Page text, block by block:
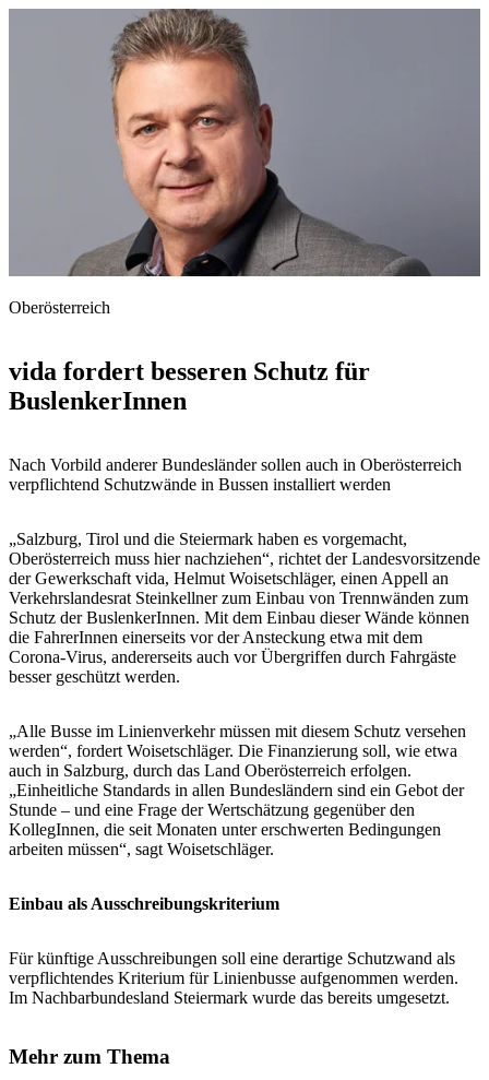
Oberösterreich
vida fordert besseren Schutz für
BuslenkerInnen
Nach Vorbild anderer Bundesländer sollen auch in Oberösterreich
verpflichtend Schutzwände in Bussen installiert werden
„Salzburg, Tirol und die Steiermark haben es vorgemacht,
Oberösterreich muss hier nachziehen“, richtet der Landesvorsitzende
der Gewerkschaft vida, Helmut Woisetschläger, einen Appell an
Verkehrslandesrat Steinkellner zum Einbau von Trennwänden zum
Schutz der BuslenkerInnen. Mit dem Einbau dieser Wände können
die FahrerInnen einerseits vor der Ansteckung etwa mit dem
Corona-Virus, andererseits auch vor Übergriffen durch Fahrgäste
besser geschützt werden.
„Alle Busse im Linienverkehr müssen mit diesem Schutz versehen
werden“, fordert Woisetschläger. Die Finanzierung soll, wie etwa
auch in Salzburg, durch das Land Oberösterreich erfolgen.
„Einheitliche Standards in allen Bundesländern sind ein Gebot der
Stunde – und eine Frage der Wertschätzung gegenüber den
KollegInnen, die seit Monaten unter erschwerten Bedingungen
arbeiten müssen“, sagt Woisetschläger.
Einbau als Ausschreibungskriterium
Für künftige Ausschreibungen soll eine derartige Schutzwand als
verpflichtendes Kriterium für Linienbusse aufgenommen werden.
Im Nachbarbundesland Steiermark wurde das bereits umgesetzt.
Mehr zum Thema